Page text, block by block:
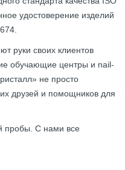
удостоверение изделий
руки своих клиентов
обучающие центры и nail-
не просто
друзей и помощников для
пробы. С нами все